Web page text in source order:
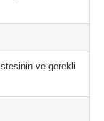
ve gerekli